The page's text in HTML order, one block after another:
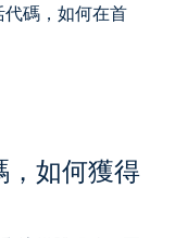
代碼，如何在首
，如何獲得